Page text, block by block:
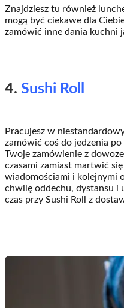
Znajdziesz tu również
mogą być ciekawe dla
zamówić inne dania kuchni
4. Sushi Roll
Pracujesz w
zamówić coś do jedzenia
Twoje zamówienie z
czasami zamiast martwić
wiadomościami i kolejnymi
chwilę oddechu, dystansu i
czas przy Sushi Roll z